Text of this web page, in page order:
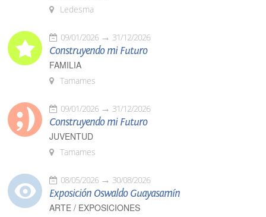
Ledesma
09/01/2026 31/12/2026
Construyendo mi Futuro
FAMILIA
Tamames
09/01/2026 31/12/2026
Construyendo mi Futuro
JUVENTUD
Tamames
08/05/2026 30/08/2026
Exposición Oswaldo Guayasamín
ARTE / EXPOSICIONES